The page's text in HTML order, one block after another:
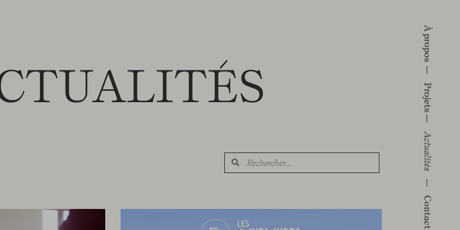
À propos
Projets
Actualités
Contact